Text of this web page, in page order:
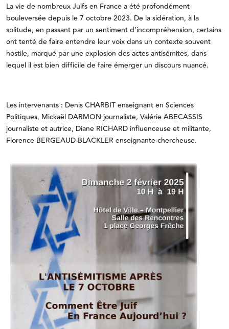
La vie de nombreux Juifs en France a été profondément
bouleversée depuis le 7 octobre 2023. De la sidération, à la
solitude, en passant par un sentiment d’incompréhension, certains
ont tenté de faire entendre leur voix dans un contexte souvent
hostile, marqué par une explosion des actes antisémites, dans
lequel il est bien difficile de faire émerger un discours nuancé.
Les intervenants : Denis CHARBIT enseignant en Sciences
Politiques, Mickaël DARMON journaliste, Valérie ABECASSIS
journaliste et autrice, Diane RICHARD influenceuse et militante,
Florence BERGEAUD-BLACKLER enseignante-chercheuse.